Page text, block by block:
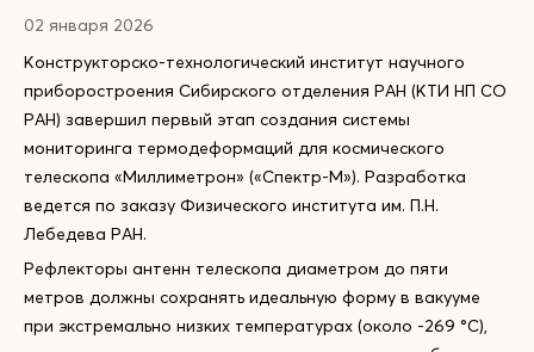
02 января 2026
Конструкторско-технологический институт научного
приборостроения Сибирского отделения РАН (КТИ НП СО
РАН) завершил первый этап создания системы
мониторинга термодеформаций для космического
телескопа «Миллиметрон» («Спектр-М»). Разработка
ведется по заказу Физического института им. П.Н.
Лебедева РАН.
Рефлекторы антенн телескопа диаметром до пяти
метров должны сохранять идеальную форму в вакууме
при экстремально низких температурах (около -269 °C),